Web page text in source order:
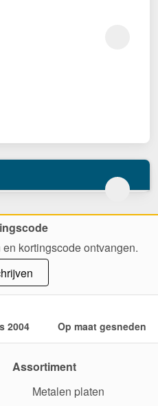
kortingscode ontvangen.
2004 Op maat gesneden
Assortiment
Metalen platen